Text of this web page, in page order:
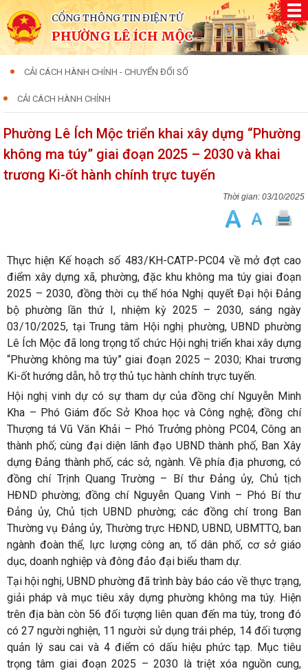
CỔNG THÔNG TIN ĐIỆN TỬ
PHƯỜNG LÊ ÍCH MỘC
CẢI CÁCH HÀNH CHÍNH - CHUYỂN ĐỔI SỐ
CẢI CÁCH HÀNH CHÍNH
Phường Lê Ích Mộc triển khai xây dựng “Phường
không ma túy” giai đoạn 2025 – 2030 và khai
trương Ki-ốt hành chính trực tuyến
03/10/2025
Thực hiện Kế hoạch số 483/KH-CATP-PC04 về mở đợt cao
điểm xây dựng xã, phường, đặc khu không ma túy giai đoạn
2025 – 2030, đồng thời cụ thể hóa Nghị quyết Đại hội Đảng
bộ phường lần thứ I, nhiệm kỳ 2025 – 2030, sáng ngày
03/10/2025, tại Trung tâm Hội nghị phường, UBND phường
Lê Ích Mộc đã long trọng tổ chức Hội nghị triển khai xây dựng
“Phường không ma túy” giai đoạn 2025 – 2030; Khai trương
Ki-ốt hướng dẫn, hỗ trợ thủ tục hành chính trực tuyến.
Hội nghị vinh dự có sự tham dự của đồng chí Nguyễn Minh
Kha – Phó Giám đốc Sở Khoa học và Công nghệ; đồng chí
Thượng tá Vũ Văn Khải – Phó Trưởng phòng PC04, Công an
thành phố; cùng đại diện lãnh đạo UBND thành phố, Ban Xây
dựng Đảng thành phố, các sở, ngành. Về phía địa phương, có
đồng chí Trịnh Quang Trường – Bí thư Đảng ủy, Chủ tịch
HĐND phường; đồng chí Nguyễn Quang Vinh – Phó Bí thư
Đảng ủy, Chủ tịch UBND phường; các đồng chí trong Ban
Thường vụ Đảng ủy, Thường trực HĐND, UBND, UBMTTQ, ban
ngành đoàn thể, lực lượng công an, tổ dân phố, cơ sở giáo
dục, doanh nghiệp và đông đảo đại biểu tham dự.
Tại hội nghị, UBND phường đã trình bày báo cáo về thực trạng,
giải pháp và mục tiêu xây dựng phường không ma túy. Hiện
trên địa bàn còn 56 đối tượng liên quan đến ma túy, trong đó
có 27 người nghiện, 11 người sử dụng trái phép, 14 đối tượng
quản lý sau cai và 4 điểm có dấu hiệu phức tạp. Mục tiêu
trọng tâm giai đoạn 2025 – 2030 là triệt xóa nguồn cung,